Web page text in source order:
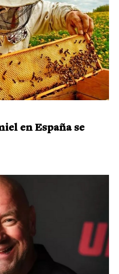
en España se